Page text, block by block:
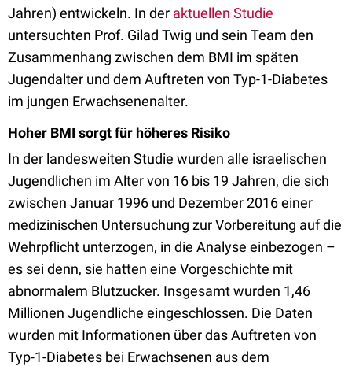
Jahren) entwickeln. In der aktuellen Studie
untersuchten Prof. Gilad Twig und sein Team den
Zusammenhang zwischen dem BMI im späten
Jugendalter und dem Auftreten von Typ-1-Diabetes
im jungen Erwachsenenalter.
Hoher BMI sorgt für höheres Risiko
In der landesweiten Studie wurden alle israelischen
Jugendlichen im Alter von 16 bis 19 Jahren, die sich
zwischen Januar 1996 und Dezember 2016 einer
medizinischen Untersuchung zur Vorbereitung auf die
Wehrpflicht unterzogen, in die Analyse einbezogen –
es sei denn, sie hatten eine Vorgeschichte mit
abnormalem Blutzucker. Insgesamt wurden 1,46
Millionen Jugendliche eingeschlossen. Die Daten
wurden mit Informationen über das Auftreten von
Typ-1-Diabetes bei Erwachsenen aus dem